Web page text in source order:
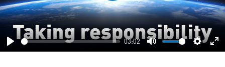
Play
03:02
Mute